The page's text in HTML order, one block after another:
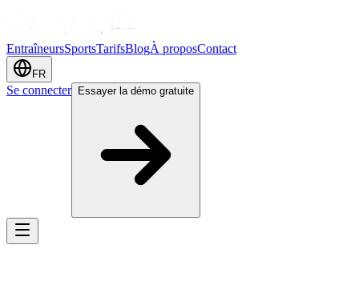
EntraîneursSportsTarifsBlogÀ proposContact
FR
Se connecter Essayer la démo gratuite